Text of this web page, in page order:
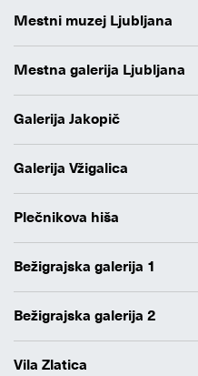
Mestni muzej Ljubljana
Mestna galerija Ljubljana
Galerija Jakopič
Galerija Vžigalica
Plečnikova hiša
Bežigrajska galerija 1
Bežigrajska galerija 2
Vila Zlatica